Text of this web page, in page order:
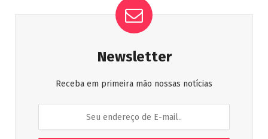
Newsletter
Receba em primeira mão nossas notícias